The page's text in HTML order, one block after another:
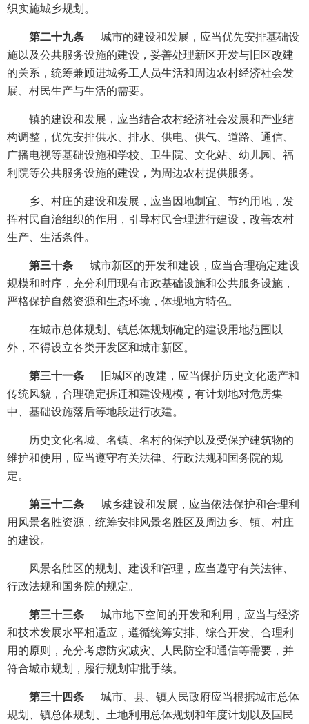
织实施城乡规划。
第二十九条
城市的建设和发展，应当优先安排基础设
施以及公共服务设施的建设，妥善处理新区开发与旧区改建
的关系，统筹兼顾进城务工人员生活和周边农村经济社会发
展、村民生产与生活的需要。
镇的建设和发展，应当结合农村经济社会发展和产业结
构调整，优先安排供水、排水、供电、供气、道路、通信、
广播电视等基础设施和学校、卫生院、文化站、幼儿园、福
利院等公共服务设施的建设，为周边农村提供服务。
乡、村庄的建设和发展，应当因地制宜、节约用地，发
挥村民自治组织的作用，引导村民合理进行建设，改善农村
生产、生活条件。
第三十条
城市新区的开发和建设，应当合理确定建设
规模和时序，充分利用现有市政基础设施和公共服务设施，
严格保护自然资源和生态环境，体现地方特色。
在城市总体规划、镇总体规划确定的建设用地范围以
外，不得设立各类开发区和城市新区。
第三十一条
旧城区的改建，应当保护历史文化遗产和
传统风貌，合理确定拆迁和建设规模，有计划地对危房集
中、基础设施落后等地段进行改建。
历史文化名城、名镇、名村的保护以及受保护建筑物的
维护和使用，应当遵守有关法律、行政法规和国务院的规
定。
第三十二条
城乡建设和发展，应当依法保护和合理利
用风景名胜资源，统筹安排风景名胜区及周边乡、镇、村庄
的建设。
风景名胜区的规划、建设和管理，应当遵守有关法律、
行政法规和国务院的规定。
第三十三条
城市地下空间的开发和利用，应当与经济
和技术发展水平相适应，遵循统筹安排、综合开发、合理利
用的原则，充分考虑防灾减灾、人民防空和通信等需要，并
符合城市规划，履行规划审批手续。
第三十四条
城市、县、镇人民政府应当根据城市总体
规划、镇总体规划、土地利用总体规划和年度计划以及国民